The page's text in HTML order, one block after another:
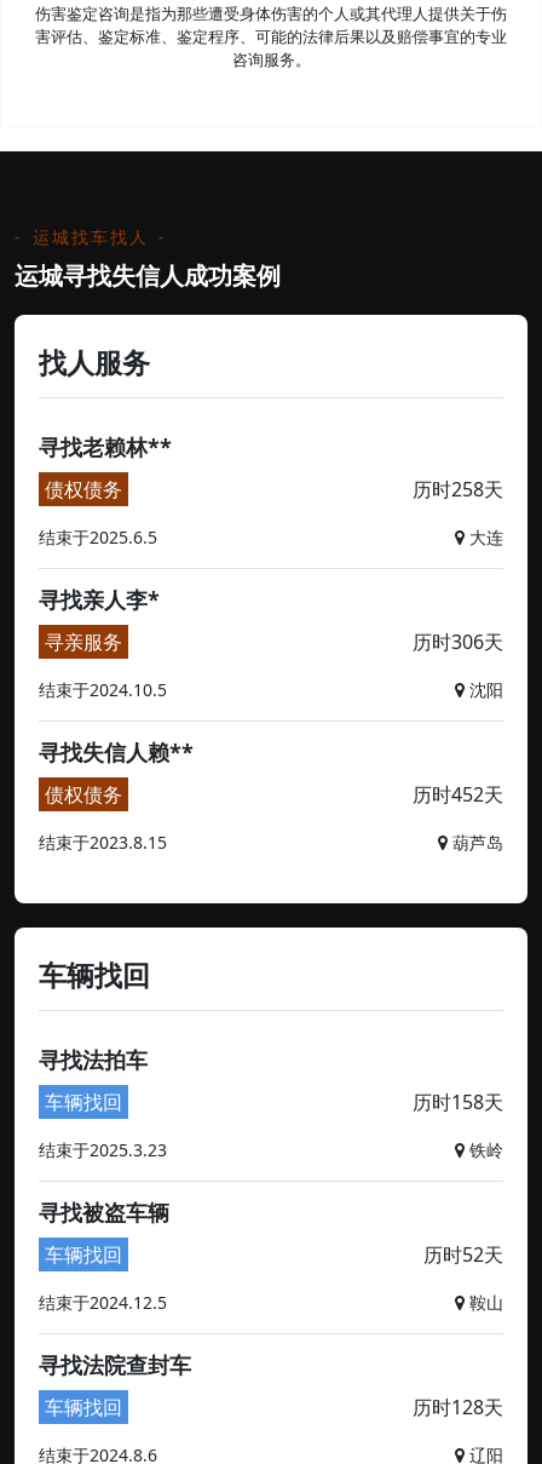
伤害鉴定咨询是指为那些遭受身体伤害的个人或其代理人提供关于伤
害评估、鉴定标准、鉴定程序、可能的法律后果以及赔偿事宜的专业
咨询服务。
运城找车找人
运城寻找失信人成功案例
找人服务
寻找老赖林**
债权债务 历时258天
结束于2025.6.5 大连
寻找亲人李*
寻亲服务 历时306天
结束于2024.10.5 沈阳
寻找失信人赖**
债权债务 历时452天
结束于2023.8.15 葫芦岛
车辆找回
寻找法拍车
车辆找回 历时158天
结束于2025.3.23 铁岭
寻找被盗车辆
车辆找回 历时52天
结束于2024.12.5 鞍山
寻找法院查封车
车辆找回 历时128天
结束于2024.8.6 辽阳